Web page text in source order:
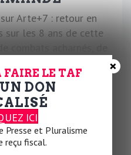
Arte+7 : retour en
sur les 8 ans de cette
combats acharnés, de
REGARDS.FR
FAIRE LE TAF
DON
ICI
Presse et Pluralisme
reçu fiscal.
×